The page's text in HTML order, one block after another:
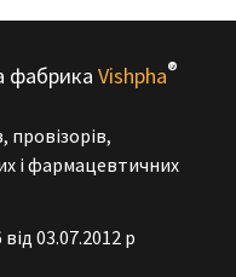
фабрика Vishpha®
провізорів,
і фармацевтичних
03.07.2012 р